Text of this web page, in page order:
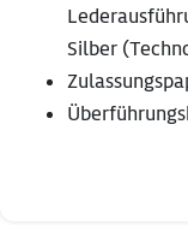
Silber